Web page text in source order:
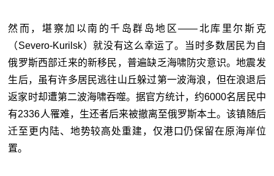
然而，堪察加以南的千岛群岛地区——北库里尔斯克
（Severo-Kurilsk）就没有这么幸运了。当时多数居民为自
俄罗斯西部迁来的新移民，普遍缺乏海啸防灾意识。地震发
生后，虽有许多居民逃往山丘躲过第一波海浪，但在浪退后
返家时却遭第二波海啸吞噬。据官方统计，约6000名居民中
有2336人罹难，生还者后来被撤离至俄罗斯本土。该镇随后
迁至更内陆、地势较高处重建，仅港口仍保留在原海岸位
置。